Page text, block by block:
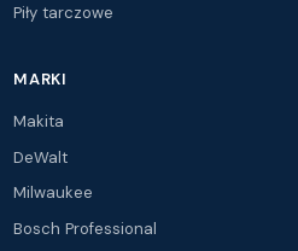
Piły tarczowe
MARKI
Makita
DeWalt
Milwaukee
Bosch Professional